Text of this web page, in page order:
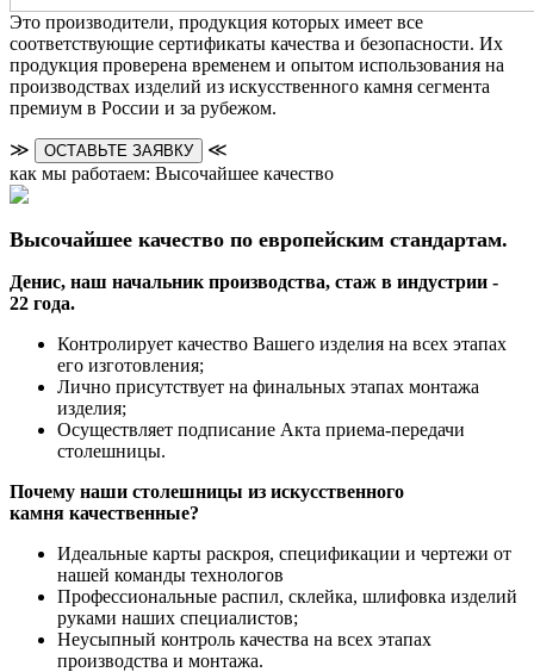
Это производители, продукция которых имеет все
соответствующие сертификаты качества и безопасности. Их
продукция проверена временем и опытом использования на
производствах изделий из искусственного камня сегмента
премиум в России и за рубежом.
≫ ОСТАВЬТЕ ЗАЯВКУ
≪
как мы работаем: Высочайшее качество
Высочайшее качество по европейским стандартам.
Денис, наш начальник производства, стаж в индустрии -
22 года.
Контролирует качество Вашего изделия на всех этапах
его изготовления;
Лично присутствует на финальных этапах монтажа
изделия;
Осуществляет подписание Акта приема-передачи
столешницы.
Почему наши столешницы из искусственного
камня качественные?
Идеальные карты раскроя, спецификации и чертежи от
нашей команды технологов
Профессиональные распил, склейка, шлифовка изделий
руками наших специалистов;
Неусыпный контроль качества на всех этапах
производства и монтажа.